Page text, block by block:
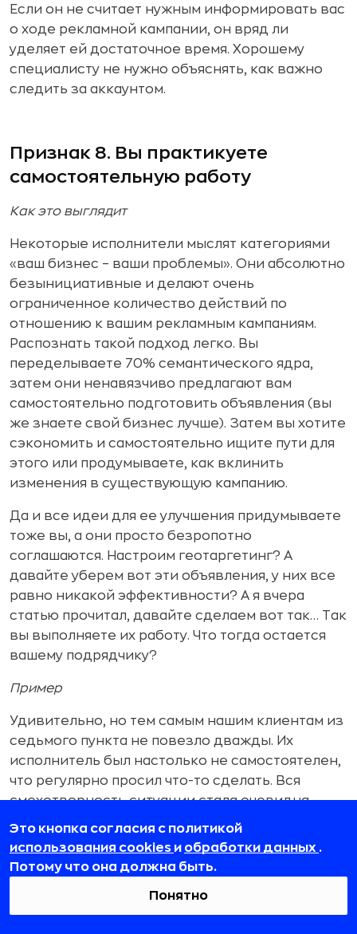
Если он не считает нужным информировать вас
о ходе рекламной кампании, он вряд ли
уделяет ей достаточное время. Хорошему
специалисту не нужно объяснять, как важно
следить за аккаунтом.
Признак 8. Вы практикуете
самостоятельную работу
Как это выглядит
Некоторые исполнители мыслят категориями
«ваш бизнес – ваши проблемы». Они абсолютно
безынициативные и делают очень
ограниченное количество действий по
отношению к вашим рекламным кампаниям.
Распознать такой подход легко. Вы
переделываете 70% семантического ядра,
затем они ненавязчиво предлагают вам
самостоятельно подготовить объявления (вы
же знаете свой бизнес лучше). Затем вы хотите
сэкономить и самостоятельно ищите пути для
этого или продумываете, как вклинить
изменения в существующую кампанию.
Да и все идеи для ее улучшения придумываете
тоже вы, а они просто безропотно
соглашаются. Настроим геотаргетинг? А
давайте уберем вот эти объявления, у них все
равно никакой эффективности? А я вчера
статью прочитал, давайте сделаем вот так… Так
вы выполняете их работу. Что тогда остается
вашему подрядчику?
Пример
Удивительно, но тем самым нашим клиентам из
седьмого пункта не повезло дважды. Их
исполнитель был настолько не самостоятелен,
что регулярно просил что-то сделать. Вся
смехотворность ситуации стала очевидна
только тогда, когда отдел маркетинга вместе с
директором по экономике и финансам,
вооружившись выгрузкой отчета из «Яндекса»
в Exel и блокнотами с ручкой, пытались понять,
какие кампании можно отключить для
Это кнопка согласия с политикой
использования cookies и обработки данных .
Потому что она должна быть.
Понятно